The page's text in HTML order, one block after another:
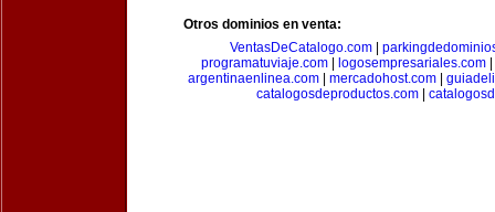
Otros dominios en venta:
VentasDeCatalogo.com|
programatuviaje.com| logosempresariales.com|
argentinaenlinea.com| mercadohost.com|
catalogosdeproductos.com